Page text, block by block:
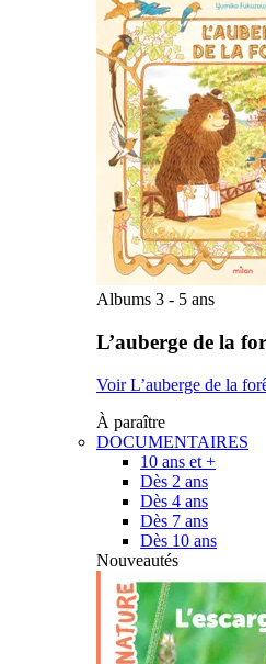
Albums 3 - 5 ans
L’auberge de la
Voir L’auberge de la
À paraître
DOCUMENTAIRES
10 ans et +
Dès 2 ans
Dès 4 ans
Dès 7 ans
Dès 10 ans
Nouveautés